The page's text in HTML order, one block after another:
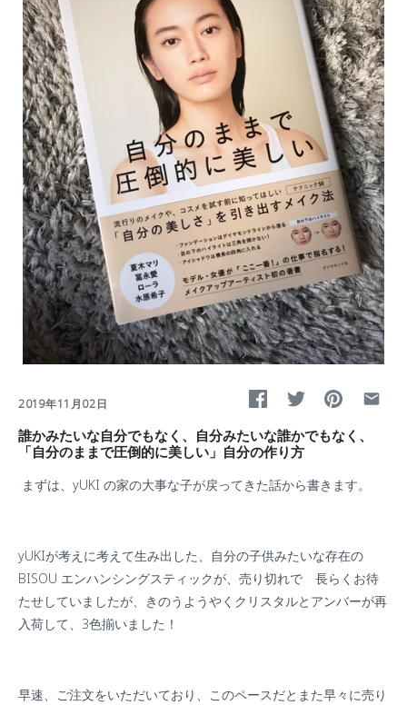
2019年11月02日
誰かみたいな自分でもなく、自分みたいな誰かでもなく、
「自分のままで圧倒的に美しい」自分の作り方
まずは、 yUKI の家の大事な子が戻ってきた話から書きます。
yUKIが考えに考えて生み出した、自分の子供みたいな存在の
BISOU エンハンシングスティックが、売り切れで 長らくお待
たせしていましたが、きのうようやくクリスタルとアンバーが再
入荷して、 3色揃いました！
早速、ご注文をいただいており、このペースだとまた早々に売り